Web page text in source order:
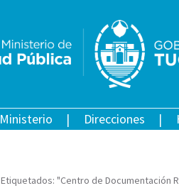
Ministerio Direcciones
Etiquetados: "Centro de Documentación